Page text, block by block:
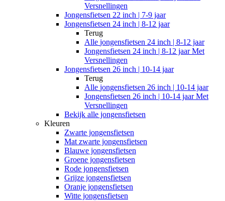
Versnellingen
Jongensfietsen 22 inch | 7-9 jaar
Jongensfietsen 24 inch | 8-12 jaar
Terug
Alle jongensfietsen 24 inch | 8-12 jaar
Jongensfietsen 24 inch | 8-12 jaar Met
Versnellingen
Jongensfietsen 26 inch | 10-14 jaar
Terug
Alle jongensfietsen 26 inch | 10-14 jaar
Jongensfietsen 26 inch | 10-14 jaar Met
Versnellingen
Bekijk alle jongensfietsen
Kleuren
Zwarte jongensfietsen
Mat zwarte jongensfietsen
Blauwe jongensfietsen
Groene jongensfietsen
Rode jongensfietsen
Grijze jongensfietsen
Oranje jongensfietsen
Witte jongensfietsen